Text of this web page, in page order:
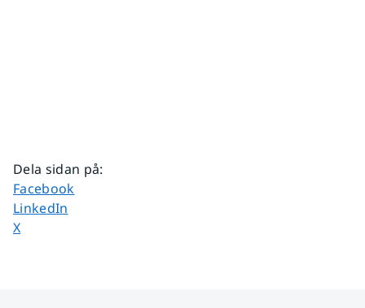
Dela sidan på:
Dela sidan på
Facebook
Dela sidan på
LinkedIn
Dela sidan på
X